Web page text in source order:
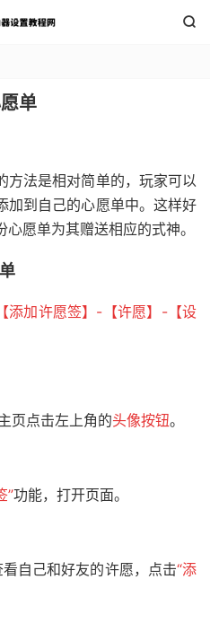

单
方法是相对简单的，玩家可以
加到自己的心愿单中。这样好
愿单为其赠送相应的式神。
添加许愿签】-【许愿】-【设
页点击左上角的头像按钮。
”功能，打开页面。
自己和好友的许愿，点击“添